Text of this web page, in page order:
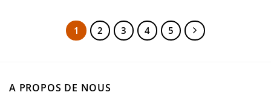
1 2 3 4 5
A PROPOS DE NOUS